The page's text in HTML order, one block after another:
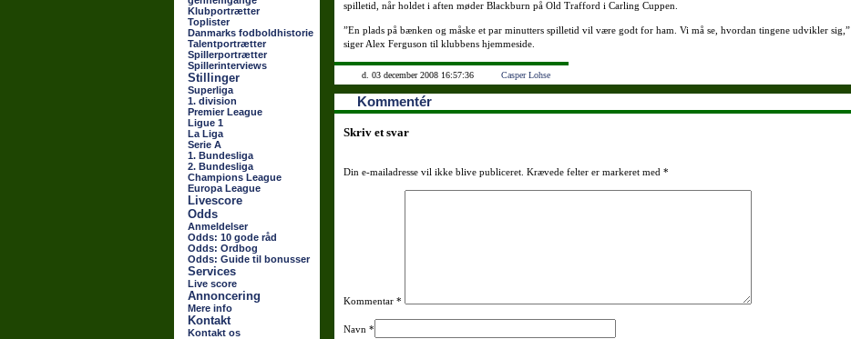
Klubportrætter
Toplister
Danmarks fodboldhistorie
Talentportrætter
Spillerportrætter
Spillerinterviews
Stillinger
Superliga
1. division
Premier League
Ligue 1
La Liga
Serie A
1. Bundesliga
2. Bundesliga
Champions League
Europa League
Livescore
Odds
Anmeldelser
Odds: 10 gode råd
Odds: Ordbog
Odds: Guide til bonusser
Services
Live score
Annoncering
Mere info
Kontakt
Kontakt os
spilletid, når holdet i aften møder Blackburn på Old Trafford i Carling Cuppen.
”En plads på bænken og måske et par minutters spilletid vil være godt for ham. Vi må se, hvordan tingene udvikler sig,”
siger Alex Ferguson til klubbens hjemmeside.
d. 03 december 2008 16:57:36 Casper Lohse
Kommentér
Skriv et svar
Din e-mailadresse vil ikke blive publiceret. Krævede felter er markeret med *
Kommentar *
Navn *